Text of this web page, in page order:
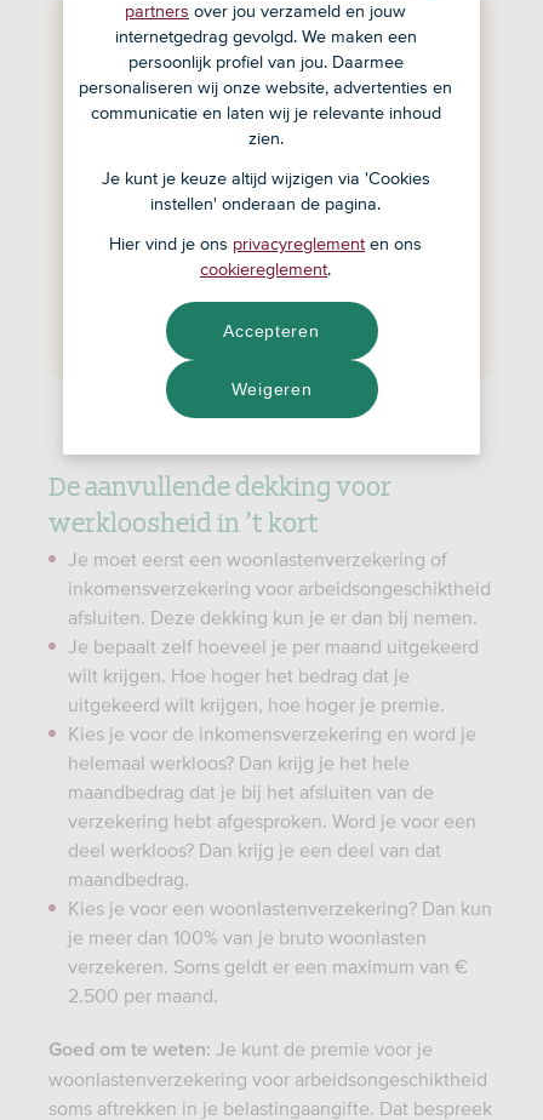
Een verzekering voor
arbeidsongeschiktheid via ASN
Bank
Kiezen uit meerdere verzekeraars
Een ASN-adviseur zoekt uit welke
Maak een afspraak
De aanvullende dekking voor
werkloosheid in ’t kort
Je moet eerst een woonlastenverzekering of
inkomensverzekering voor arbeidsongeschiktheid
afsluiten. Deze dekking kun je er dan bij nemen.
Je bepaalt zelf hoeveel je per maand uitgekeerd
wilt krijgen. Hoe hoger het bedrag dat je
uitgekeerd wilt krijgen, hoe hoger je premie.
Kies je voor de inkomensverzekering en word je
helemaal werkloos? Dan krijg je het hele
maandbedrag dat je bij het afsluiten van de
verzekering hebt afgesproken. Word je voor een
deel werkloos? Dan krijg je een deel van dat
maandbedrag.
Kies je voor een woonlastenverzekering? Dan kun
je meer dan 100% van je bruto woonlasten
verzekeren. Soms geldt er een maximum van €
2.500 per maand.
Goed om te weten: Je kunt de premie voor je
woonlastenverzekering voor arbeidsongeschiktheid
soms aftrekken in je belastingaangifte. Dat bespreek
partners over jou verzameld en jouw
internetgedrag gevolgd. We maken een
persoonlijk profiel van jou. Daarmee
personaliseren wij onze website, advertenties en
communicatie en laten wij je relevante inhoud
zien.
Je kunt je keuze altijd wijzigen via 'Cookies
instellen' onderaan de pagina.
Hier vind je ons privacyreglement en ons
cookiereglement.
Weigeren
Accepteren